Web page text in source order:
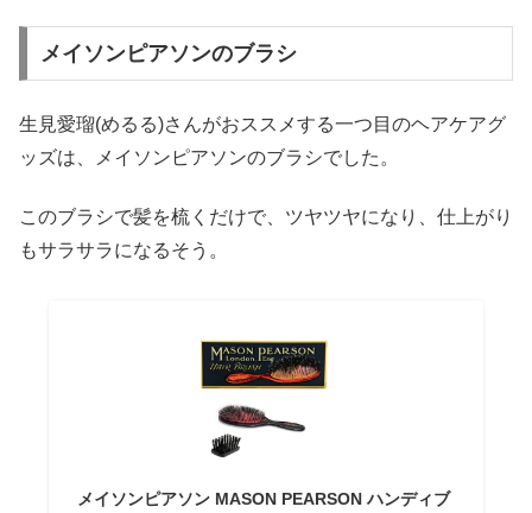
メイソンピアソンのブラシ
生見愛瑠(めるる)さんがおススメする一つ目のヘアケアグ
ッズは、メイソンピアソンのブラシでした。
このブラシで髪を梳くだけで、ツヤツヤになり、仕上がり
もサラサラになるそう。
メイソンピアソン MASON PEARSON ハンディブ